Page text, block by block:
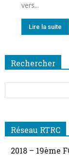
vers...
Lire la suite
Rechercher
Réseau RTRC
2018 – 19ème